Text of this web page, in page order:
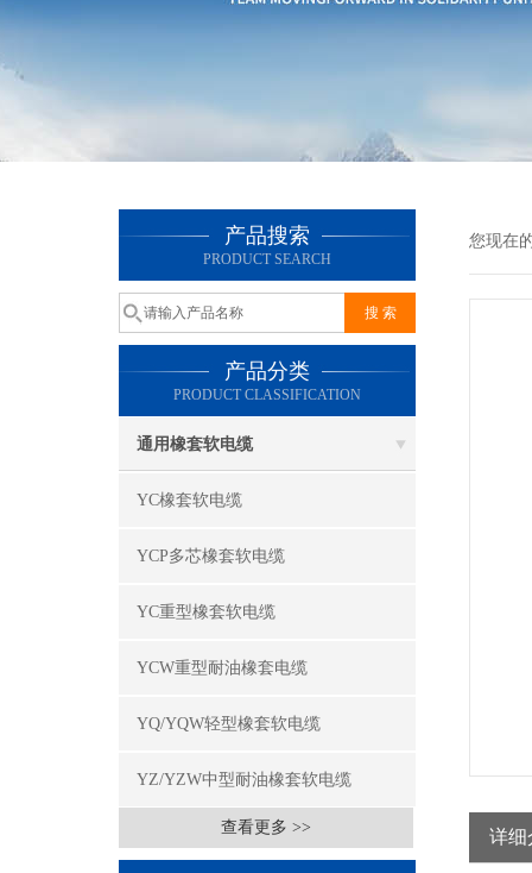
产品搜索
PRODUCT SEARCH
产品分类
PRODUCT CLASSIFICATION
通用橡套软电缆
YC橡套软电缆
YCP多芯橡套软电缆
YC重型橡套软电缆
YCW重型耐油橡套电缆
YQ/YQW轻型橡套软电缆
YZ/YZW中型耐油橡套软电缆
查看更多 >>
您现在
详细